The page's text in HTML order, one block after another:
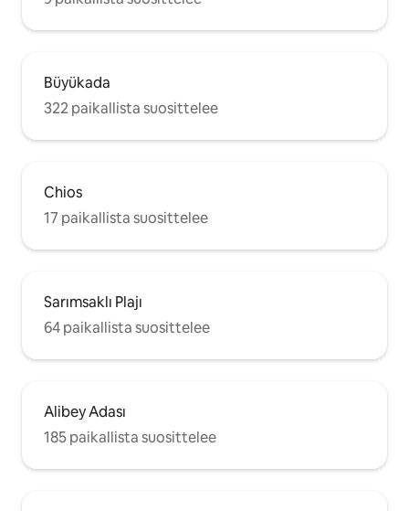
Büyükada
322 paikallista suosittelee
Chios
17 paikallista suosittelee
Sarımsaklı Plajı
64 paikallista suosittelee
Alibey Adası
185 paikallista suosittelee